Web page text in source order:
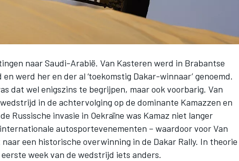
naar Saudi-Arabië. Van Kasteren werd in Brabantse
en werd her en der al ‘toekomstig Dakar-winnaar’ genoemd.
dat wel enigszins te begrijpen, maar ook voorbarig. Van
in de achtervolging op de dominante Kamazzen en
Russische invasie in Oekraïne was Kamaz niet langer
autosportevenementen – waardoor voor Van
een historische overwinning in de Dakar Rally. In theorie
week van de wedstrijd iets anders.